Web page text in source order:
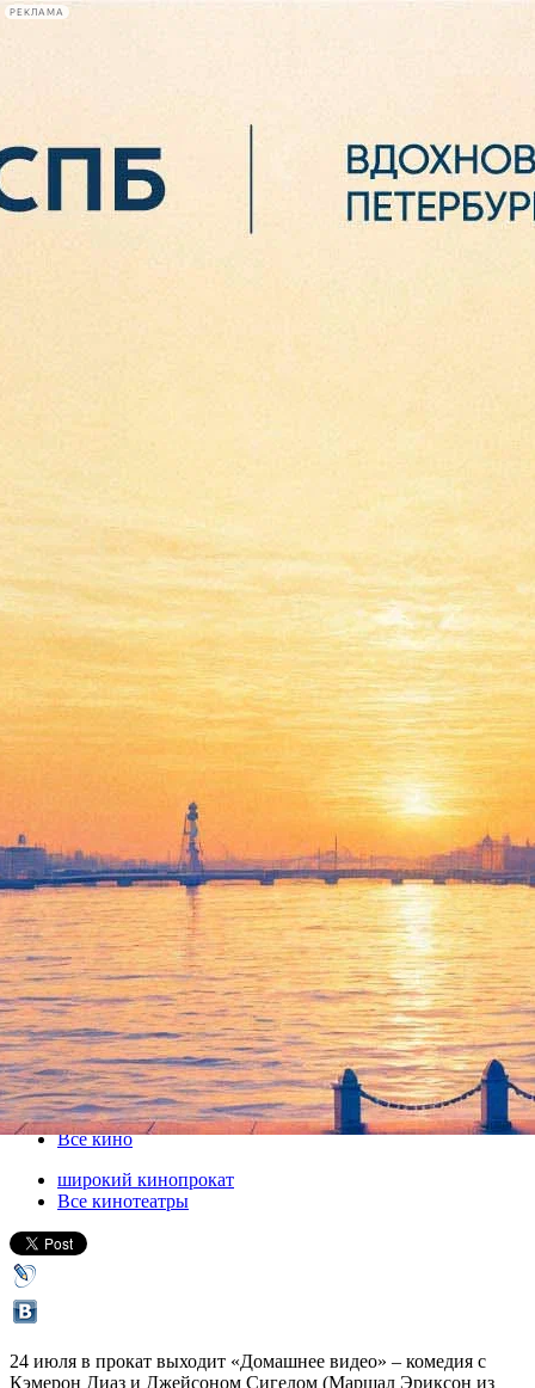
РЕКЛАМА
Сегодня:
2026.08.07
00:28
"Домашнее видео" с Кэмерон
Диаз на широком экране
24 июля 2014, четверг-06 августа 2014, среда
Версия для печати
Все кино
широкий кинопрокат
Все кинотеатры
24 июля в прокат выходит «Домашнее видео» – комедия с
Кэмерон Диаз и Джейсоном Сигелом (Маршал Эриксон из